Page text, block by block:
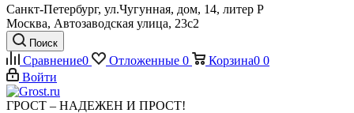
Санкт-Петербург, ул.Чугунная, дом, 14, литер Р
Москва, Автозаводская улица, 23с2
Поиск
Сравнение0 Отложенные 0 Корзина0 0
Войти
ГРОСТ – НАДЕЖЕН И ПРОСТ!